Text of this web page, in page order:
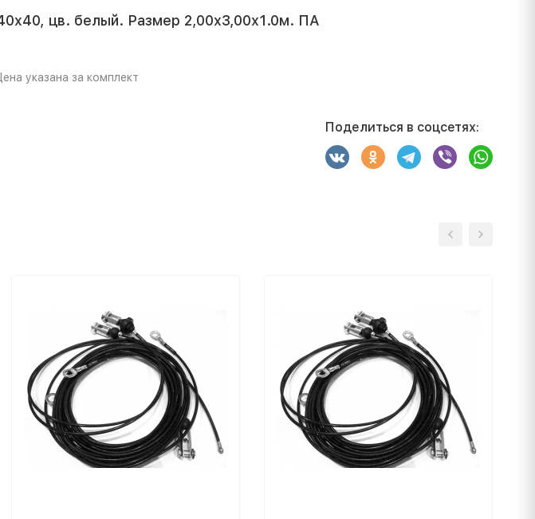
цв. белый. Размер 2,00x3,00x1.0м. ПА
указана за комплект
Поделиться в соцсетях: